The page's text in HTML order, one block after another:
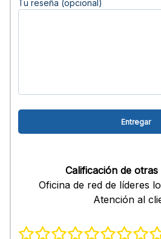
Tu reseña (opcional)
Calificación de
Oficina de red de líderes
Atención al